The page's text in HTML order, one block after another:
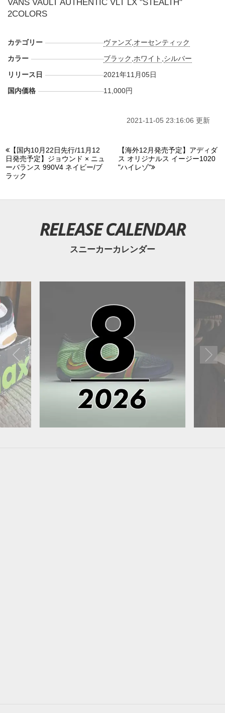
VANS VAULT AUTHENTIC VLT LX "STEALTH"
2COLORS
カテゴリー ヴァンズ オーセンティック
カラー
ブラック ホワイト シルバー
リリース日
2021年11月05日
国内価格
11,000円
2021-11-05 23:16:06 更新
【国内10月22日先行/11月12
日発売予定】ジョウンド × ニュ
ーバランス 990V4 ネイビー/ブ
ラック
【海外12月発売予定】アディダ
ス オリジナルス イージー1020
"ハイレゾ"
RELEASE CALENDAR
スニーカーカレンダー